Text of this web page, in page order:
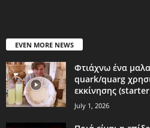
EVEN MORE NEWS
Φτιάχνω ένα
quark/quarg
εκκίνησης
July 1, 2026